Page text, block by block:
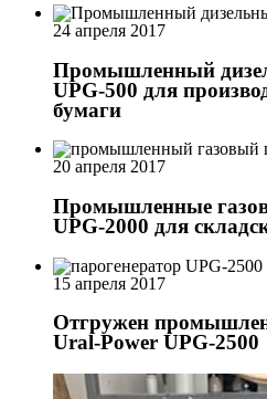
24 апреля 2017
Промышленный
UPG-500 для
бумаги
20 апреля 2017
Промышленные
UPG-2000 для
15 апреля 2017
Отгружен
Ural-Power UPG-2500